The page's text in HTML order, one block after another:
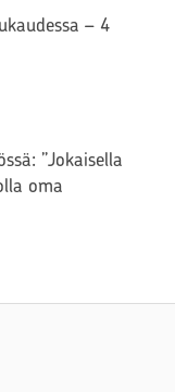
– 4
”Jokaisella
oma